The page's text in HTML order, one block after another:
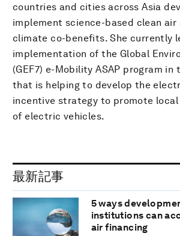
countries and cities across Asia
implement science-based clean
climate co-benefits. She currently
implementation of the Global
(GEF7) e-Mobility ASAP program in
that is helping to develop the
incentive strategy to promote
of electric vehicles.
最新記事
5 ways
institutions can
air financing